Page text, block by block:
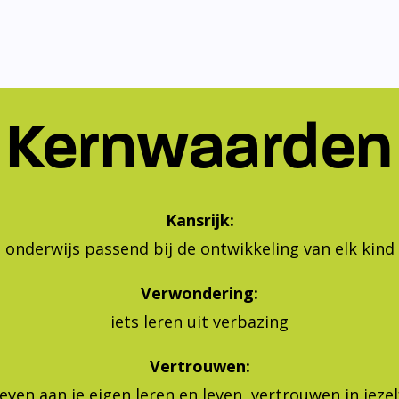
Kernwaarden
Kansrijk:
onderwijs passend bij de ontwikkeling van elk kind
Verwondering:
iets leren uit verbazing
Vertrouwen:
aan je eigen leren en leven, vertrouwen in